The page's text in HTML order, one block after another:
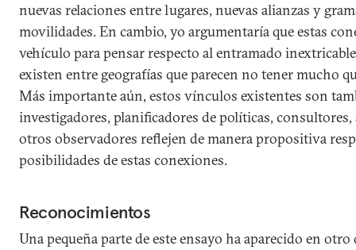
nuevas relaciones entre lugares, nuevas alianzas y
movilidades. En cambio, yo argumentaría que estas
vehículo para pensar respecto al entramado
existen entre geografías que parecen no tener mucho
Más importante aún, estos vínculos existentes son
investigadores, planificadores de políticas,
otros observadores reflejen de manera propositiva
posibilidades de estas conexiones.
Reconocimientos
Una pequeña parte de este ensayo ha aparecido en